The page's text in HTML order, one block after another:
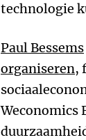
technologie
Paul Bessems
organiseren,
Weconomics